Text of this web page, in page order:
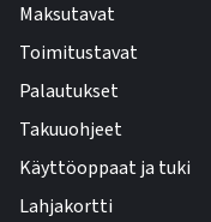
Maksutavat
Toimitustavat
Palautukset
Takuuohjeet
Käyttöoppaat ja tuki
Lahjakortti